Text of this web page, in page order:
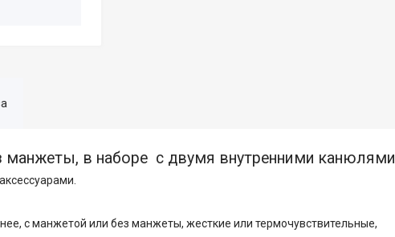
манжеты, в наборе с двумя внутренними канюлями
с манжетой или без манжеты, жесткие или термочувствительные,